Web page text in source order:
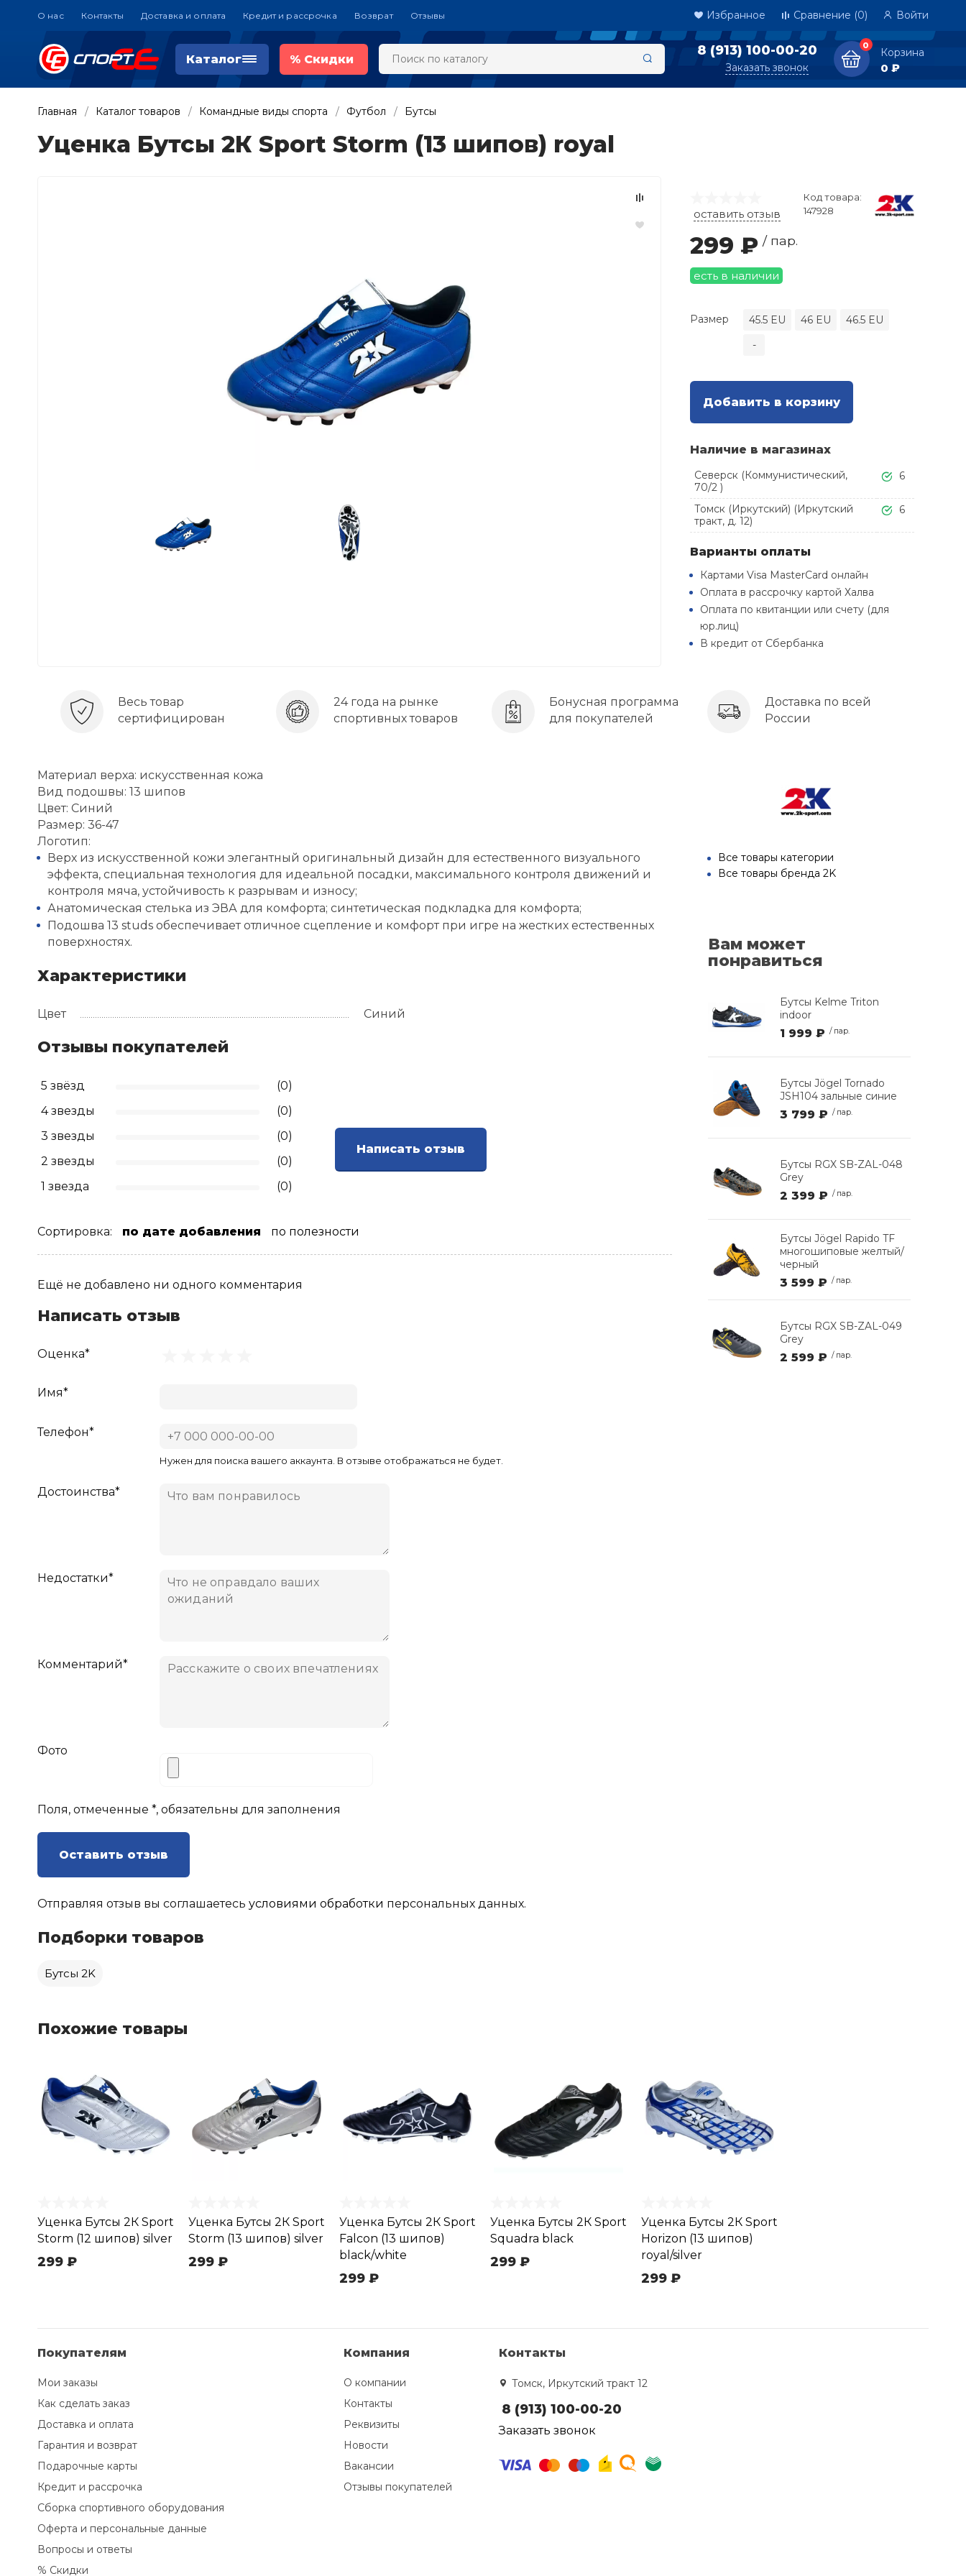
О нас Контакты Доставка и оплата Кредит и рассрочка Возврат Отзывы Избранное Сравнение (0) Войти
Каталог % Скидки
8 (913) 100-00-20
Заказать звонок
0
Корзина
0 ₽
Главная Каталог товаров Командные виды спорта Футбол Бутсы
Уценка Бутсы 2К Sport Storm (13 шипов) royal
оставить отзыв
Код товара:
147928
299 ₽ / пар.
есть в наличии
Размер 45.5 EU 46 EU
46.5 EU
-
Добавить в корзину
Наличие в магазинах
Северск (Коммунистический,
70/2 )
6
Томск (Иркутский) (Иркутский
тракт, д. 12)
6
Варианты оплаты
Картами Visa MasterCard онлайн
Оплата в рассрочку картой Халва
Оплата по квитанции или счету (для
юр.лиц)
В кредит от Сбербанка
Весь товар
сертифицирован
24 года на рынке
спортивных товаров
Бонусная программа
для покупателей
Доставка по всей
России
Материал верха: искусственная кожа
Вид подошвы: 13 шипов
Цвет: Синий
Размер: 36-47
Логотип:
Верх из искусственной кожи элегантный оригинальный дизайн для естественного визуального
эффекта, специальная технология для идеальной посадки, максимального контроля движений и
контроля мяча, устойчивость к разрывам и износу;
Анатомическая стелька из ЭВА для комфорта; синтетическая подкладка для комфорта;
Подошва 13 studs обеспечивает отличное сцепление и комфорт при игре на жестких естественных
поверхностях.
Характеристики
Цвет Синий
Отзывы покупателей
5 звёзд
(0)
4 звезды
(0)
3 звезды
(0)
2 звезды
(0)
1 звезда
(0)
Написать отзыв
Сортировка: по дате добавления по полезности
Ещё не добавлено ни одного комментария
Написать отзыв
Оценка*
Имя*
Телефон*
Нужен для поиска вашего аккаунта. В отзыве отображаться не будет.
Достоинства*
Недостатки*
Комментарий*
Фото
Поля, отмеченные *, обязательны для заполнения
Оставить отзыв
Отправляя отзыв вы соглашаетесь условиями обработки персональных данных.
Подборки товаров
Бутсы 2K
Все товары категории
Все товары бренда 2K
Вам может
понравиться
Бутсы Kelme Triton
indoor
1 999 ₽ / пар.
Бутсы Jögel Tornado
JSH104 зальные синие
3 799 ₽ / пар.
Бутсы RGX SB-ZAL-048
Grey
2 399 ₽ / пар.
Бутсы Jögel Rapido TF
многошиповые желтый/
черный
3 599 ₽ / пар.
Бутсы RGX SB-ZAL-049
Grey
2 599 ₽ / пар.
Похожие товары
Уценка Бутсы 2К Sport
Storm (12 шипов) silver
299 ₽
Уценка Бутсы 2К Sport
Storm (13 шипов) silver
299 ₽
Уценка Бутсы 2К Sport
Falcon (13 шипов)
black/white
299 ₽
Уценка Бутсы 2К Sport
Squadra black
299 ₽
Уценка Бутсы 2К Sport
Horizon (13 шипов)
royal/silver
299 ₽
Покупателям
Мои заказы
Как сделать заказ
Доставка и оплата
Гарантия и возврат
Подарочные карты
Кредит и рассрочка
Сборка спортивного оборудования
Оферта и персональные данные
Вопросы и ответы
% Скидки
Компания
О компании
Контакты
Реквизиты
Новости
Вакансии
Отзывы покупателей
Контакты
Томск, Иркутский тракт 12
8 (913) 100-00-20
Заказать звонок